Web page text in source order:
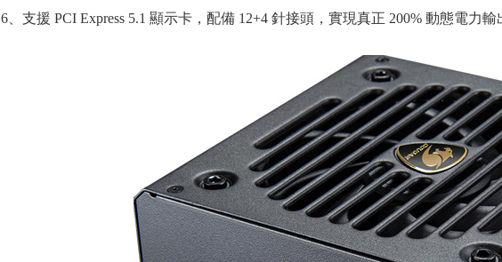
6、支援 PCI Express 5.1 顯示卡，配備 12+4 針接頭，實現真正 200% 動態電力輸